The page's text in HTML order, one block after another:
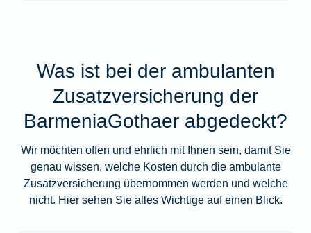
Was ist bei der ambulanten
Zusatzversicherung der
BarmeniaGothaer abgedeckt?
Wir möchten offen und ehrlich mit Ihnen sein, damit Sie
genau wissen, welche Kosten durch die ambulante
Zusatzversicherung übernommen werden und welche
nicht. Hier sehen Sie alles Wichtige auf einen Blick.